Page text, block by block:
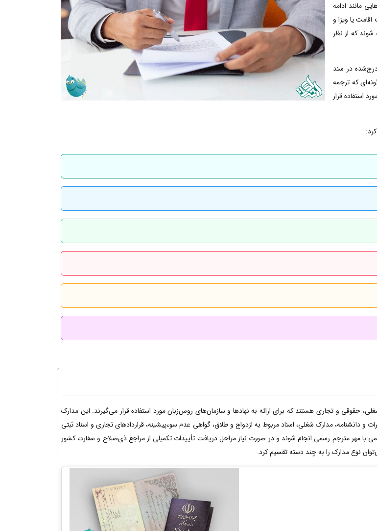
مانند ادامه
یا ویزا و
شوند که از نظر
در سند
که ترجمه
استفاده قرار
حقوقی و تجاری هستند که برای ارائه به نهادها و سازمان‌های روس‌زبان مورد استفاده قرار می‌گیرند. این مدارک
و دانشنامه، مدارک شغلی، اسناد مربوط به ازدواج و طلاق، گواهی عدم سوءپیشینه، قراردادهای تجاری و اسناد ثبتی
مهر مترجم رسمی انجام شوند و در صورت نیاز مراحل دریافت تأییدات تکمیلی از مراجع ذی‌صلاح و سفارت کشور
نوع مدارک را به چند دسته تقسیم کرد.